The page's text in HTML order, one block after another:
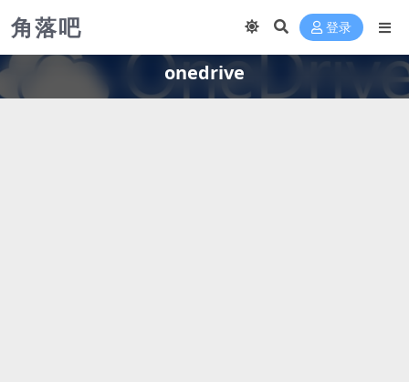
角落吧 登录
onedrive